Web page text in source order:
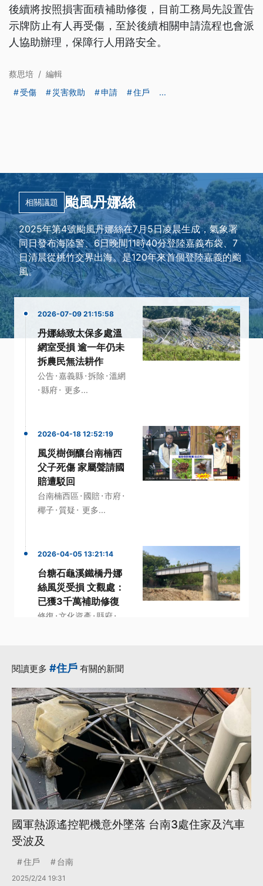
後續將按照損害面積補助修復，目前工務局先設置告
示牌防止有人再受傷，至於後續相關申請流程也會派
人協助辦理，保障行人用路安全。
蔡思培 / 編輯
受傷
災害救助 申請 住戶 ...
相關議題 颱風丹娜絲
2025年第4號颱風丹娜絲在7月5日凌晨生成，氣象署
同日發布海陸警、6日晚間11時40分登陸嘉義布袋、7
日清晨從桃竹交界出海。是120年來首個登陸嘉義的颱
風。
2026-07-09 21:15:58
丹娜絲致太保多處溫
網室受損 逾一年仍未
拆農民無法耕作
公告·嘉義縣·拆除 ·溫網
· 縣府· 更多...
2026-04-18 12:52:19
風災樹倒釀台南楠西
父子死傷 家屬聲請國
賠遭駁回
台南楠西區 · 國賠·市府·
椰子· 質疑 · 更多...
2026-04-05 13:21:14
台糖石龜溪鐵橋丹娜
絲風災受損 文觀處：
已獲3千萬補助修復
修復 ·文化資產 · 縣府·
閱讀更多 #住戶 有關的新聞
國軍熱源遙控靶機意外墜落 台南3處住家及汽車
受波及
住戶 台南
2025/2/24 19:31